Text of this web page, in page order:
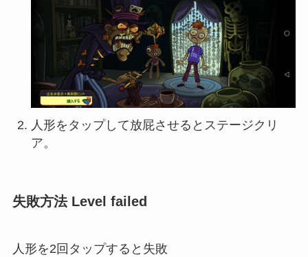
人形をタップして放屁させるとステージクリ
ア。
失敗方法 Level failed
人形を2回タップすると失敗